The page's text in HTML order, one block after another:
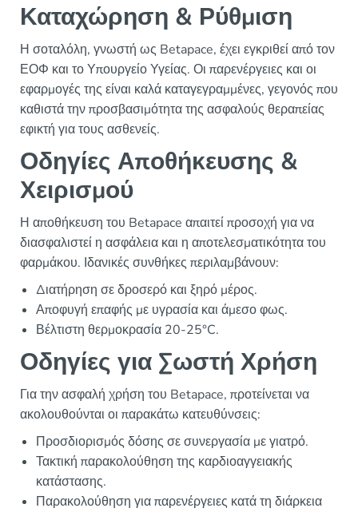
Καταχώρηση & Ρύθμιση
Η σοταλόλη, γνωστή ως Betapace, έχει εγκριθεί από τον
ΕΟΦ και το Υπουργείο Υγείας. Οι παρενέργειες και οι
εφαρμογές της είναι καλά καταγεγραμμένες, γεγονός που
καθιστά την προσβασιμότητα της ασφαλούς θεραπείας
εφικτή για τους ασθενείς.
Οδηγίες Αποθήκευσης &
Χειρισμού
Η αποθήκευση του Betapace απαιτεί προσοχή για να
διασφαλιστεί η ασφάλεια και η αποτελεσματικότητα του
φαρμάκου. Ιδανικές συνθήκες περιλαμβάνουν:
Διατήρηση σε δροσερό και ξηρό μέρος.
Αποφυγή επαφής με υγρασία και άμεσο φως.
Βέλτιστη θερμοκρασία 20-25°C.
Οδηγίες για Σωστή Χρήση
Για την ασφαλή χρήση του Betapace, προτείνεται να
ακολουθούνται οι παρακάτω κατευθύνσεις:
Προσδιορισμός δόσης σε συνεργασία με γιατρό.
Τακτική παρακολούθηση της καρδιοαγγειακής
κατάστασης.
Παρακολούθηση για παρενέργειες κατά τη διάρκεια